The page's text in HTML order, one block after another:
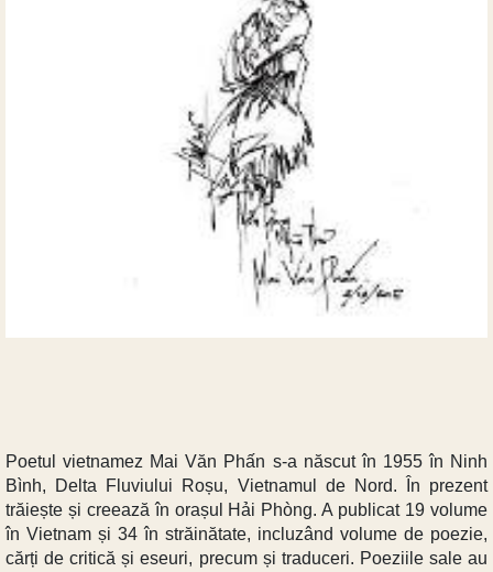
Poetul vietnamez Mai Văn Phấn s-a născut în 1955 în Ninh
Bình, Delta Fluviului Roșu, Vietnamul de Nord. În prezent
trăiește și creează în orașul Hải Phòng. A publicat 19 volume
în Vietnam și 34 în străinătate, incluzând volume de poezie,
cărți de critică și eseuri, precum și traduceri. Poeziile sale au